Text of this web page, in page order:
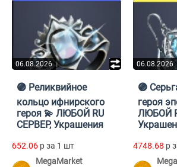
06.08.2026
🟣 Реликвийное
кольцо ифнирского
героя 💫 ЛЮБОЙ RU
СЕРВЕР, Украшения
652.06 p за 1 шт
MegaMarket
06.08.2026
🟣
героя
ЛЮБОЙ
4748.68 p